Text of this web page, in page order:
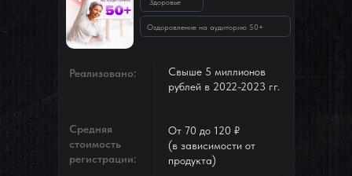
Свыше 5 миллионов
рублей в 2022-2023 гг.
От 70 до 120 ₽
(в зависимости от
продукта)
Реализовано:
Средняя
стоимость
регистрации:
Оздоровление на аудиторию 50+